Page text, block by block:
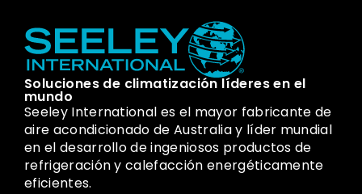
Soluciones de climatización líderes en el
mundo
Seeley International es el mayor fabricante de
aire acondicionado de Australia y líder mundial
en el desarrollo de ingeniosos productos de
refrigeración y calefacción energéticamente
eficientes.